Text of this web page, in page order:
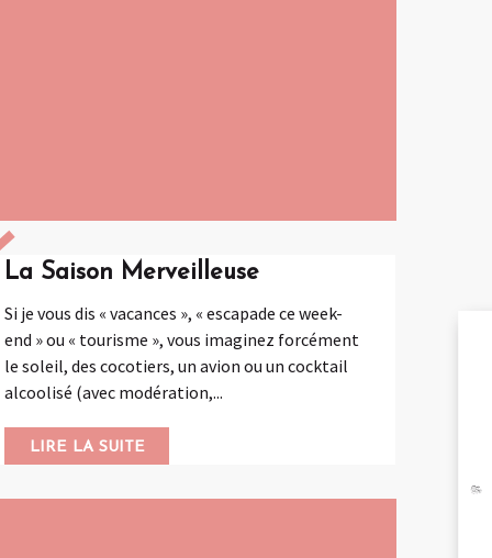
La Saison Merveilleuse
Si je vous dis « vacances », « escapade ce week-
end » ou « tourisme », vous imaginez forcément
le soleil, des cocotiers, un avion ou un cocktail
alcoolisé (avec modération,...
LIRE LA SUITE